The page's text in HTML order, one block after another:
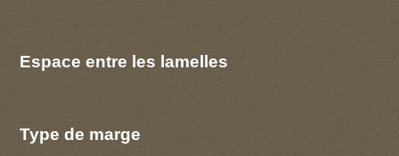
Espace entre les lamelles
Type de marge